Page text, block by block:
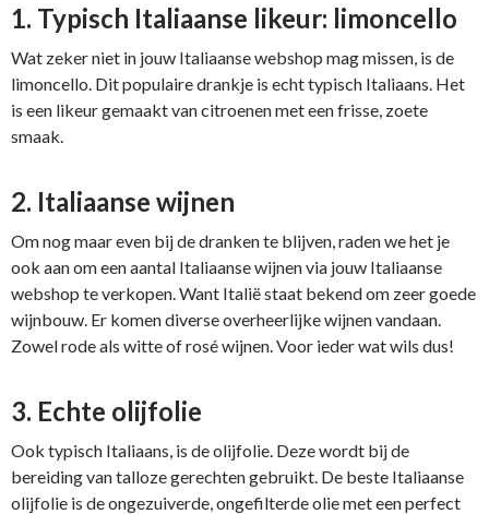
1. Typisch Italiaanse likeur: limoncello
Wat zeker niet in jouw Italiaanse webshop mag missen, is de
limoncello. Dit populaire drankje is echt typisch Italiaans. Het
is een likeur gemaakt van citroenen met een frisse, zoete
smaak.
2. Italiaanse wijnen
Om nog maar even bij de dranken te blijven, raden we het je
ook aan om een aantal Italiaanse wijnen via jouw Italiaanse
webshop te verkopen. Want Italië staat bekend om zeer goede
wijnbouw. Er komen diverse overheerlijke wijnen vandaan.
Zowel rode als witte of rosé wijnen. Voor ieder wat wils dus!
3. Echte olijfolie
Ook typisch Italiaans, is de olijfolie. Deze wordt bij de
bereiding van talloze gerechten gebruikt. De beste Italiaanse
olijfolie is de ongezuiverde, ongefilterde olie met een perfect